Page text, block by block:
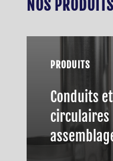
NOS PRODUITS
PRODUITS
Conduits